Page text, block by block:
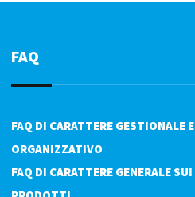
FAQ
FAQ DI CARATTERE GESTIONALE E
ORGANIZZATIVO
FAQ DI CARATTERE GENERALE SUI